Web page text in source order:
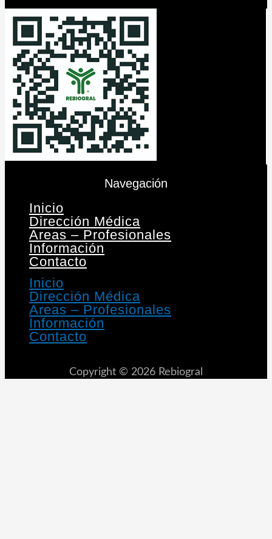
Navegación
Inicio
Dirección Médica
Areas – Profesionales
Información
Contacto
Inicio
Dirección Médica
Areas – Profesionales
Información
Contacto
Copyright © 2026 Rebiogral